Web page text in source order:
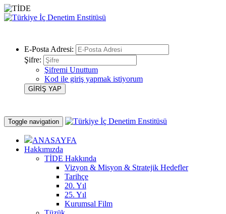
E-Posta Adresi:
Şifre:
Şifremi Unuttum
Kod ile giriş yapmak istiyorum
Toggle navigation
ANASAYFA
Hakkımızda
TİDE Hakkında
Vizyon & Misyon & Stratejik Hedefler
Tarihçe
20. Yıl
25. Yıl
Kurumsal Film